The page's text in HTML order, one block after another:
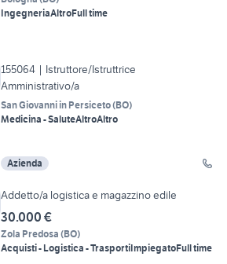
IngegneriaAltroFull time
155064 | Istruttore/Istruttrice
Amministrativo/a
San Giovanni in Persiceto(BO)
Medicina - SaluteAltroAltro
Azienda
Addetto/a logistica e magazzino edile
30.000 €
Zola Predosa (BO)
Acquisti - Logistica - TrasportiImpiegatoFull time